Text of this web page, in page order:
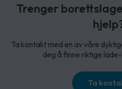
Trenger
Ta kontakt med en av våre
deg å finne riktige
Ta